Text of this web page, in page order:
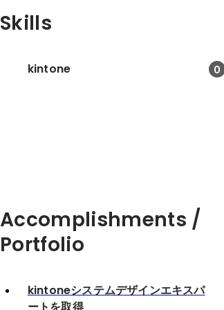
Skills
kintone 0
Accomplishments /
Portfolio
kintoneシステムデザインエキスパ